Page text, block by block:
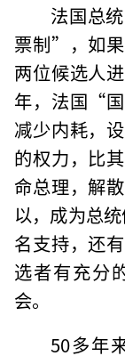
法国总
票制”，如
两位候选人
年，法国“
减少内耗，
的权力，比
命总理，解
以，成为总
名支持，还
选者有充分
会。
50多年